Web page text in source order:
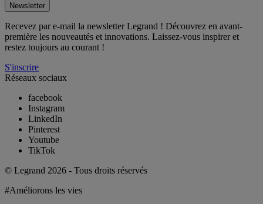
Newsletter
Recevez par e-mail la newsletter Legrand ! Découvrez en avant-
première les nouveautés et innovations. Laissez-vous inspirer et
restez toujours au courant !
S'inscrire
Réseaux sociaux
facebook
Instagram
LinkedIn
Pinterest
Youtube
TikTok
© Legrand 2026 - Tous droits réservés
#Améliorons les vies